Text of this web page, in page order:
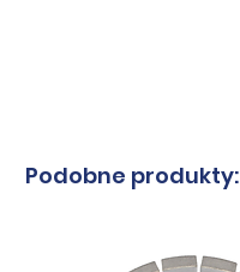
Podobne produkty: